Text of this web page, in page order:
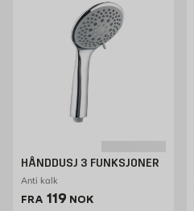
HÅNDDUSJ 3 FUNKSJONER
Anti kalk
FRA Pris 119 NOK /stk
119 NOK